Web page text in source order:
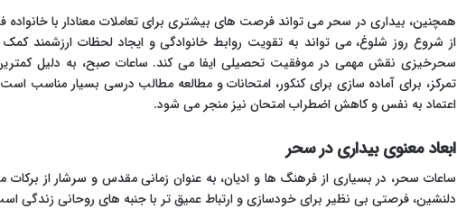
همچنین، بیداری در سحر می تواند فرصت های بیشتری برای تعاملات معنادار با
از شروع روز شلوغ، می تواند به تقویت روابط خانوادگی و ایجاد لحظات ارزشمند
سحرخیزی نقش مهمی در موفقیت تحصیلی ایفا می کند. ساعات صبح، به دلیل
تمرکز، برای آماده سازی برای کنکور، امتحانات و مطالعه مطالب درسی بسیار مناسب
اعتماد به نفس و کاهش اضطراب امتحان نیز منجر می شود.
ابعاد معنوی بیداری در سحر
ساعات سحر، در بسیاری از فرهنگ ها و ادیان، به عنوان زمانی مقدس و سرشار از
دلنشین، فرصتی بی نظیر برای خودسازی و ارتباط عمیق تر با جنبه های روحانی زندگی